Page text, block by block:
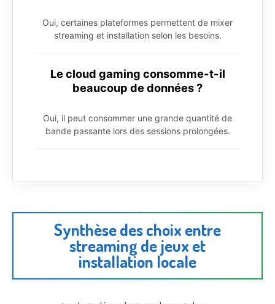
Oui, certaines plateformes permettent de mixer
streaming et installation selon les besoins.
Le cloud gaming consomme-t-il
beaucoup de données ?
Oui, il peut consommer une grande quantité de
bande passante lors des sessions prolongées.
Synthèse des choix entre
streaming de jeux et
installation locale